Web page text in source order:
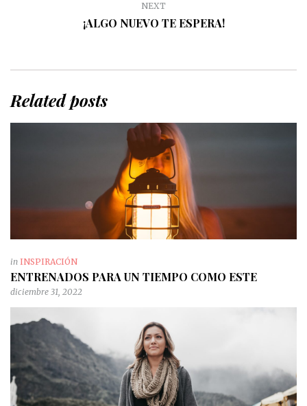
NEXT
¡ALGO NUEVO TE ESPERA!
Related posts
in INSPIRACIÓN
ENTRENADOS PARA UN TIEMPO COMO ESTE
diciembre 31, 2022